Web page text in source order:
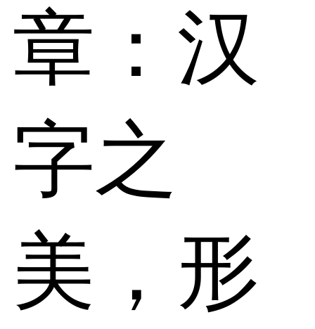
章：汉
字之
美，形